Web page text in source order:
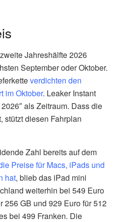
Jahreshälfte 2026
September oder Oktober.
verdichten den
im Oktober. Leaker Instant
als Zeitraum. Dass die
stützt diesen Fahrplan
Zahl bereits auf dem
Preise für Macs, iPads und
hat, blieb das iPad mini
weiterhin bei 549 Euro
256 GB und 929 Euro für 512
bei 499 Franken. Die